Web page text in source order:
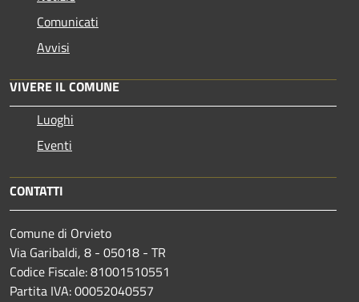
Comunicati
Avvisi
VIVERE IL COMUNE
Luoghi
Eventi
CONTATTI
Comune di Orvieto
Via Garibaldi, 8 - 05018 - TR
Codice Fiscale: 81001510551
Partita IVA: 00052040557